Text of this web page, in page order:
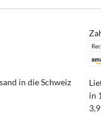
in die Schweiz
in